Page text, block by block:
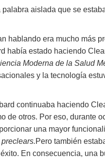
aislada que se
hablando era mucho más
había estado haciendo
Moderna de la Salud
y la tecnología
continuaba haciendo
de otros. Por eso, durante
una mayor
preclears.Pero también
En consecuencia, una